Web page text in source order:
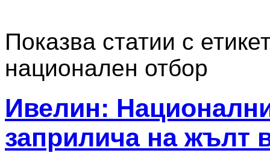
Показва статии с
национален отбор
Ивелин:
заприлича на жълт